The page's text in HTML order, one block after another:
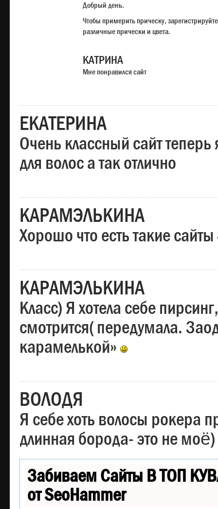
Добрый день.
Чтобы примерить прическу,
различные прически и цвета.
КАТРИНА
Мне понравился сайт
ЕКАТЕРИНА
Очень классный сайт теперь
для волос а так отлично
КАРАМЭЛЬКИНА
Хорошо что есть такие сайты
КАРАМЭЛЬКИНА
Класс) Я хотела себе
смотрится( передумала.
карамелькой»
ВОЛОДЯ
Я себе хоть волосы рокера
длинная борода- это не моё)
Забиваем Сайты В ТОП
от SeoHammer